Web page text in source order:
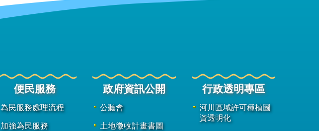
便民服務
為民服務處理流程
加強為民服務
政府資訊公開
公聽會
土地徵收計畫書圖
行政透明專區
河川區域許可種植圖
資透明化